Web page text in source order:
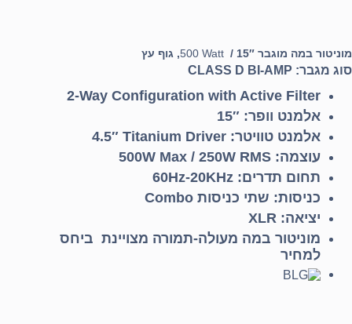
מוניטור במה מוגבר 15″ / 500 Watt, גוף עץ
סוג מגבר: CLASS D BI-AMP
2-Way Configuration with Active Filter
אלמנט וופר: 15″
אלמנט טוויטר: 4.5″ Titanium Driver
עוצמה: 500W Max / 250W RMS
תחום תדרים: 60Hz-20KHz
כניסות: שתי כניסות Combo
יציאה: XLR
מוניטור במה מעולה-תמורה מצויינת ביחס
למחיר